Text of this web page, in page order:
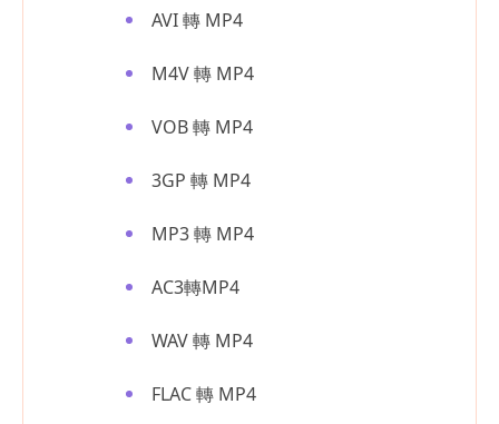
AVI 轉 MP4
M4V 轉 MP4
VOB 轉 MP4
3GP 轉 MP4
MP3 轉 MP4
AC3轉MP4
WAV 轉 MP4
FLAC 轉 MP4